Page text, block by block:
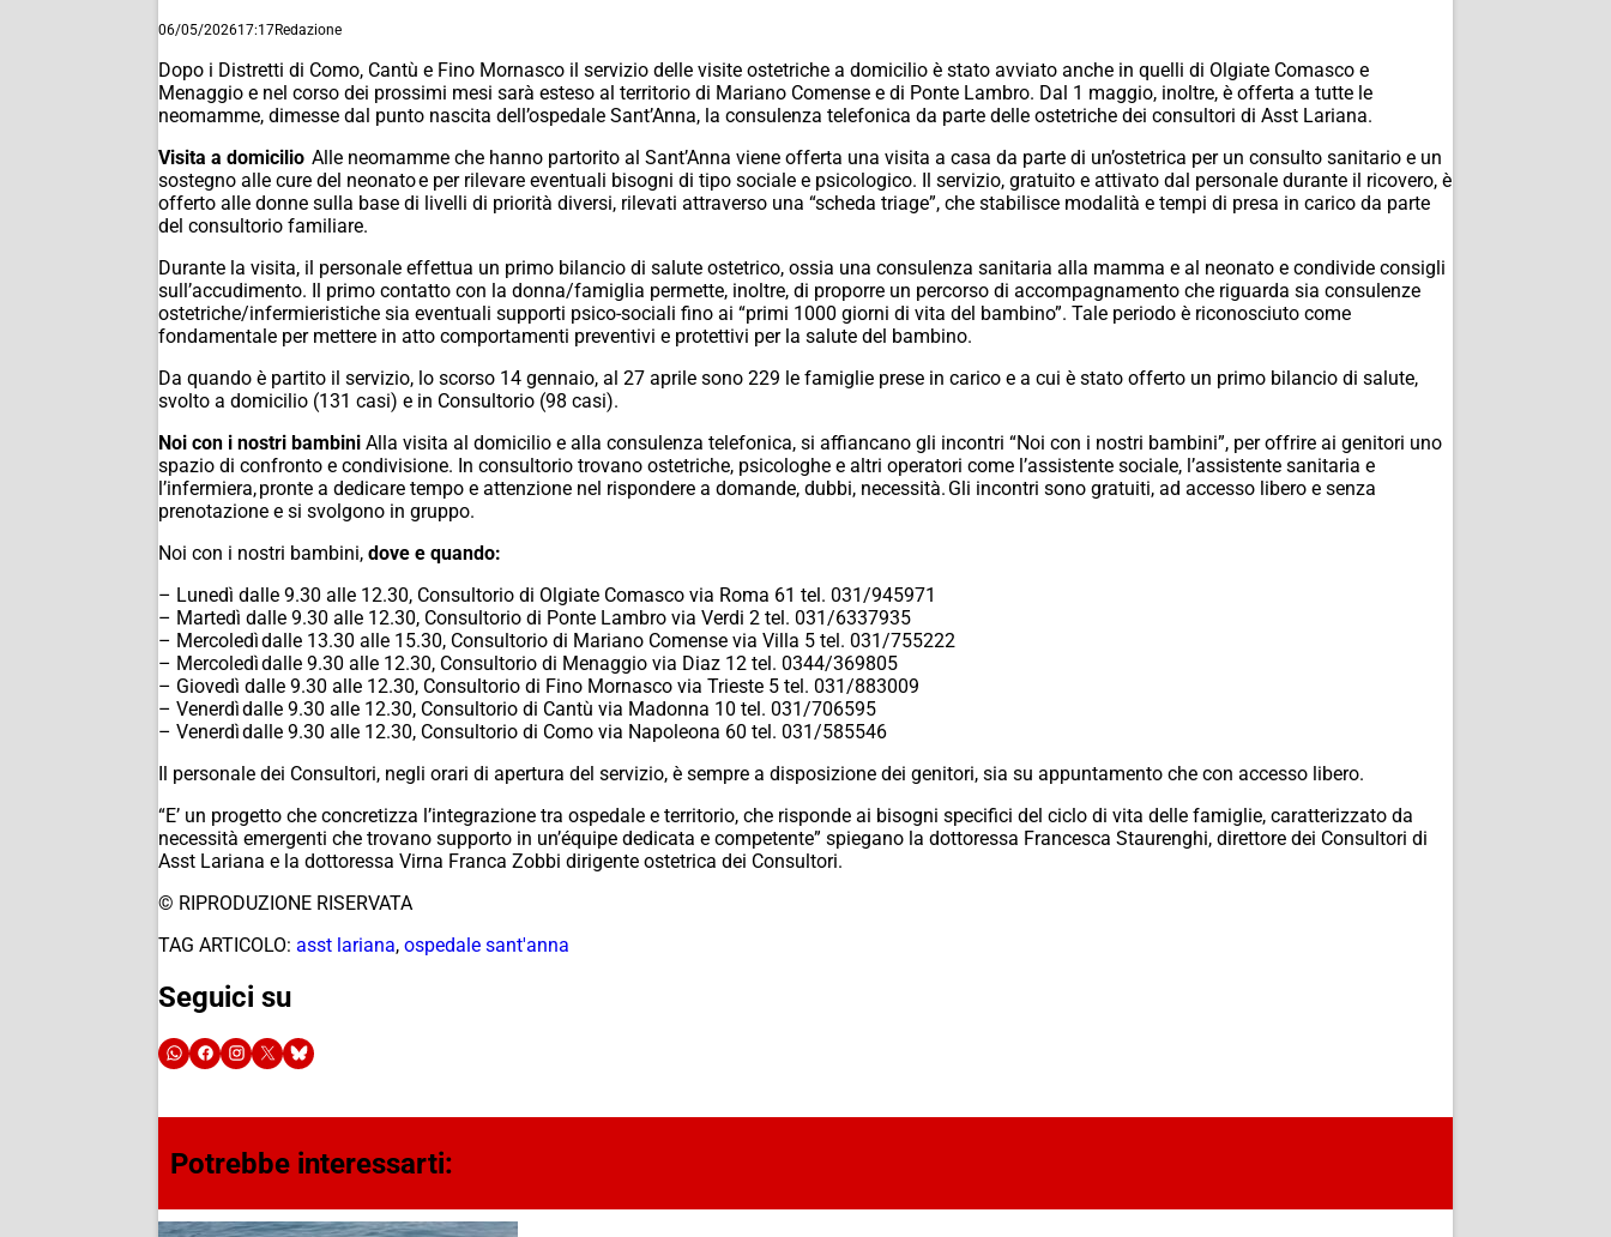
06/05/202617:17Redazione
Dopo i Distretti di Como, Cantù e Fino Mornasco il servizio delle visite ostetriche a domicilio è stato avviato anche in quelli di Olgiate Comasco e
Menaggio e nel corso dei prossimi mesi sarà esteso al territorio di Mariano Comense e di Ponte Lambro. Dal 1 maggio, inoltre, è offerta a tutte le
neomamme, dimesse dal punto nascita dell’ospedale Sant’Anna, la consulenza telefonica da parte delle ostetriche dei consultori di Asst Lariana.
Visita a domicilio Alle neomamme che hanno partorito al Sant’Anna viene offerta una visita a casa da parte di un’ostetrica per un consulto sanitario e un
sostegno alle cure del neonato e per rilevare eventuali bisogni di tipo sociale e psicologico. Il servizio, gratuito e attivato dal personale durante il ricovero, è
offerto alle donne sulla base di livelli di priorità diversi, rilevati attraverso una “scheda triage”, che stabilisce modalità e tempi di presa in carico da parte
del consultorio familiare.
Durante la visita, il personale effettua un primo bilancio di salute ostetrico, ossia una consulenza sanitaria alla mamma e al neonato e condivide consigli
sull’accudimento. Il primo contatto con la donna/famiglia permette, inoltre, di proporre un percorso di accompagnamento che riguarda sia consulenze
ostetriche/infermieristiche sia eventuali supporti psico-sociali fino ai “primi 1000 giorni di vita del bambino”. Tale periodo è riconosciuto come
fondamentale per mettere in atto comportamenti preventivi e protettivi per la salute del bambino.
Da quando è partito il servizio, lo scorso 14 gennaio, al 27 aprile sono 229 le famiglie prese in carico e a cui è stato offerto un primo bilancio di salute,
svolto a domicilio (131 casi) e in Consultorio (98 casi).
Noi con i nostri bambini Alla visita al domicilio e alla consulenza telefonica, si affiancano gli incontri “Noi con i nostri bambini”, per offrire ai genitori uno
spazio di confronto e condivisione. In consultorio trovano ostetriche, psicologhe e altri operatori come l’assistente sociale, l’assistente sanitaria e
l’infermiera, pronte a dedicare tempo e attenzione nel rispondere a domande, dubbi, necessità. Gli incontri sono gratuiti, ad accesso libero e senza
prenotazione e si svolgono in gruppo.
Noi con i nostri bambini, dove e quando:
– Lunedì dalle 9.30 alle 12.30, Consultorio di Olgiate Comasco via Roma 61 tel. 031/945971
– Martedì dalle 9.30 alle 12.30, Consultorio di Ponte Lambro via Verdi 2 tel. 031/6337935
– Mercoledì dalle 13.30 alle 15.30, Consultorio di Mariano Comense via Villa 5 tel. 031/755222
– Mercoledì dalle 9.30 alle 12.30, Consultorio di Menaggio via Diaz 12 tel. 0344/369805
– Giovedì dalle 9.30 alle 12.30, Consultorio di Fino Mornasco via Trieste 5 tel. 031/883009
– Venerdì dalle 9.30 alle 12.30, Consultorio di Cantù via Madonna 10 tel. 031/706595
– Venerdì dalle 9.30 alle 12.30, Consultorio di Como via Napoleona 60 tel. 031/585546
Il personale dei Consultori, negli orari di apertura del servizio, è sempre a disposizione dei genitori, sia su appuntamento che con accesso libero.
“E’ un progetto che concretizza l’integrazione tra ospedale e territorio, che risponde ai bisogni specifici del ciclo di vita delle famiglie, caratterizzato da
necessità emergenti che trovano supporto in un’équipe dedicata e competente” spiegano la dottoressa Francesca Staurenghi, direttore dei Consultori di
Asst Lariana e la dottoressa Virna Franca Zobbi dirigente ostetrica dei Consultori.
© RIPRODUZIONE RISERVATA
TAG ARTICOLO: asst lariana, ospedale sant'anna
Seguici su
Potrebbe interessarti: